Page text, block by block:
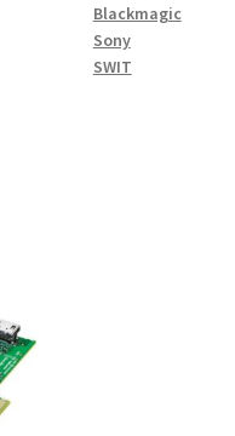
Blackmagic
Sony
SWIT